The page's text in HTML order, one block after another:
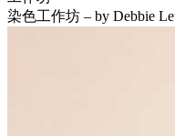
染色工作坊 – by Debbie